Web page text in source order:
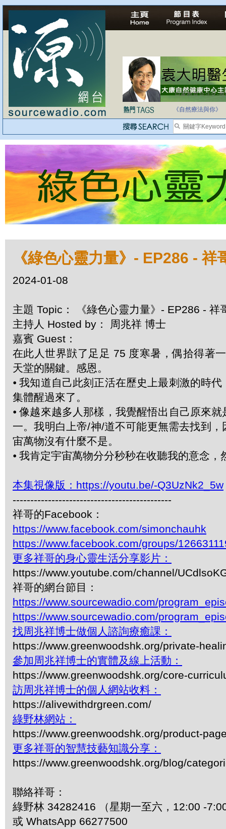
自家教育合法化-
《自然療法與你》
《綠色心靈力量》- EP286 - 祥
2024-01-08
主題 Topic： 《綠色心靈力量》- EP286 - 祥
主持人 Hosted by： 周兆祥 博士
嘉賓 Guest：
在此人世界獃了足足 75 度寒暑，偶拾得著
天堂的關鍵。感恩。
⦁ 我知道自己此刻正活在歷史上最刺激的時
集體醒過來了。
⦁ 像越來越多人那樣，我覺醒悟出自己原來
一。我明白上帝/神/道不可能更無需去找到
宙萬物沒有什麼不是。
⦁ 我肯定宇宙萬物分分秒秒在收聽我的意念
本集視像版：https://youtu.be/-Q3UzNk2_5w
---------------------------------------------
祥哥的Facebook：
https://www.facebook.com/simonchauhk
https://www.facebook.com/groups/
更多祥哥的身心靈生活分享影片：
https://www.youtube.com/channel/
祥哥的網台節目：
https://www.sourcewadio.com/
https://www.sourcewadio.com/
找周兆祥博士做個人諮詢療癒課：
https://www.greenwoodshk.org/private-
參加周兆祥博士的實體及線上活動：
https://www.greenwoodshk.org/core-
訪周兆祥博士的個人網站收料：
https://alivewithdrgreen.com/
綠野林網站：
https://www.greenwoodshk.org/product-
更多祥哥的智慧技藝知識分享：
https://www.greenwoodshk.org/blog/
聯絡祥哥：
綠野林 34282416 （星期一至六，12:00 -
或 WhatsApp 66277500